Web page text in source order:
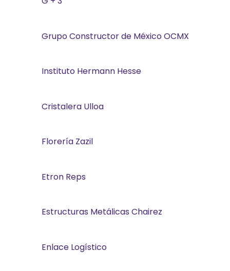
Grupo Constructor de México OCMX
Instituto Hermann Hesse
Cristalera Ulloa
Florería Zazil
Etron Reps
Estructuras Metálicas Chairez
Enlace Logístico